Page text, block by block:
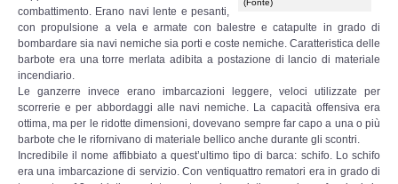
MULTIMEDIA
Canzoniere
Filmati
combattimento. Erano navi lente e pesanti,
con propulsione a vela e armate con balestre e catapulte in grado di
bombardare sia navi nemiche sia porti e coste nemiche. Caratteristica delle
barbote era una torre merlata adibita a postazione di lancio di materiale
incendiario.
Le ganzerre invece erano imbarcazioni leggere, veloci utilizzate per
scorrerie e per abbordaggi alle navi nemiche. La capacità offensiva era
ottima, ma per le ridotte dimensioni, dovevano sempre far capo a una o più
barbote che le rifornivano di materiale bellico anche durante gli scontri.
Incredibile il nome affibbiato a quest’ultimo tipo di barca: schifo. Lo schifo
era una imbarcazione di servizio. Con ventiquattro rematori era in grado di